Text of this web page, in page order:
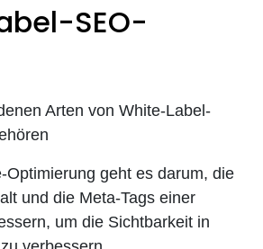
SEO-
Arten von White-Label-
Optimierung geht es darum, die
und die Meta-Tags einer
um die Sichtbarkeit in